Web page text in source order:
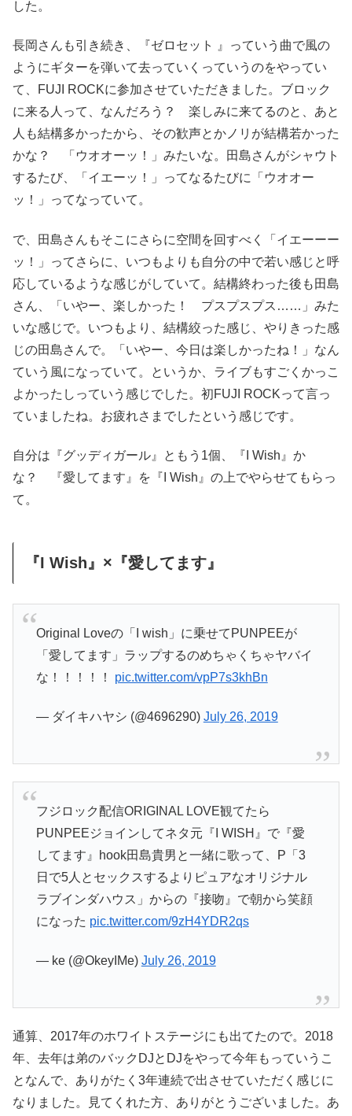
した。
長岡さんも引き続き、『ゼロセット 』っていう曲で風の
ようにギターを弾いて去っていくっていうのをやってい
て、FUJI ROCKに参加させていただきました。ブロック
に来る人って、なんだろう？ 楽しみに来てるのと、あと
人も結構多かったから、その歓声とかノリが結構若かった
かな？ 「ウオオーッ！」みたいな。田島さんがシャウト
するたび、「イエーッ！」ってなるたびに「ウオオー
ッ！」ってなっていて。
で、田島さんもそこにさらに空間を回すべく「イエーーー
ッ！」ってさらに、いつもよりも自分の中で若い感じと呼
応しているような感じがしていて。結構終わった後も田島
さん、「いやー、楽しかった！ プスプスプス……」みた
いな感じで。いつもより、結構絞った感じ、やりきった感
じの田島さんで。「いやー、今日は楽しかったね！」なん
ていう風になっていて。というか、ライブもすごくかっこ
よかったしっていう感じでした。初FUJI ROCKって言っ
ていましたね。お疲れさまでしたという感じです。
自分は『グッディガール』ともう1個、『I Wish』か
な？ 『愛してます』を『I Wish』の上でやらせてもらっ
て。
『I Wish』×『愛してます』
Original Loveの「I wish」に乗せてPUNPEEが
「愛してます」ラップするのめちゃくちゃヤバイ
な！！！！！ pic.twitter.com/vpP7s3khBn
— ダイキハヤシ (@4696290) July 26, 2019
フジロック配信ORIGINAL LOVE観てたら
PUNPEEジョインしてネタ元『I WISH』で『愛
してます』hook田島貴男と一緒に歌って、P「3
日で5人とセックスするよりピュアなオリジナル
ラブインダハウス」からの『接吻』で朝から笑顔
になった pic.twitter.com/9zH4YDR2qs
— ke (@OkeyIMe) July 26, 2019
通算、2017年のホワイトステージにも出てたので。2018
年、去年は弟のバックDJとDJをやって今年もっていうこ
となんで、ありがたく3年連続で出させていただく感じに
なりました。見てくれた方、ありがとうございました。あ